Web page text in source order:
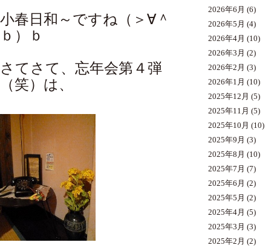
小春日和～ですね（＞∀＾
ｂ）ｂ
さてさて、忘年会第４弾
（笑）は、
2026年6月 (6)
2026年5月 (4)
2026年4月 (10)
2026年3月 (2)
2026年2月 (3)
2026年1月 (10)
2025年12月 (5)
2025年11月 (5)
2025年10月 (10)
2025年9月 (3)
2025年8月 (10)
2025年7月 (7)
2025年6月 (2)
2025年5月 (2)
2025年4月 (5)
2025年3月 (3)
2025年2月 (2)